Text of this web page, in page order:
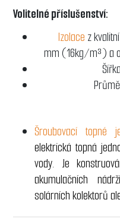
Volitelné příslušenství:
Izolace z
mm (16kg/m³) a
Šroubovací topné
elektrická topná
vody. Je
akumulačních
solárních kolektorů